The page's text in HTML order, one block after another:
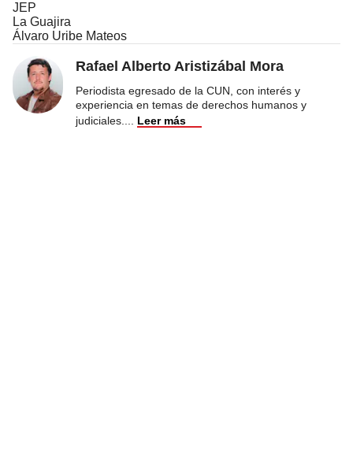
JEP
La Guajira
Álvaro Uribe Mateos
Rafael Alberto Aristizábal Mora
Periodista egresado de la CUN, con interés y
experiencia en temas de derechos humanos y
judiciales.
Leer más